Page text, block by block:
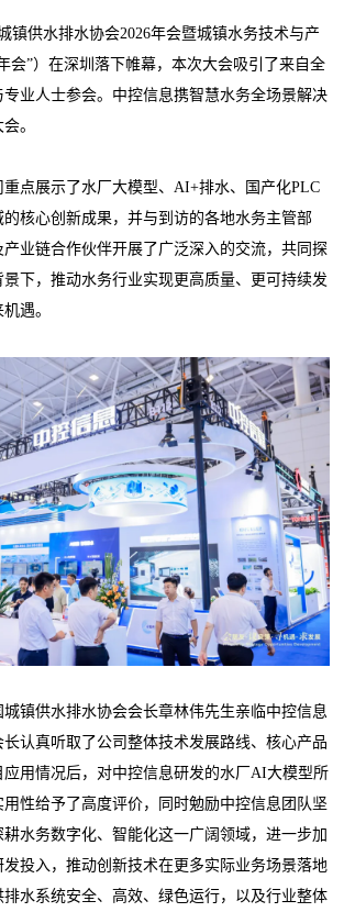
供水排水协会2026年会暨城镇水务技术与产
会”）在深圳落下帷幕，本次大会吸引了来自全
专业人士参会。中控信息携智慧水务全场景解决
。
展示了水厂大模型、AI+排水、国产化PLC
核心创新成果，并与到访的各地水务主管部
业链合作伙伴开展了广泛深入的交流，共同探
下，推动水务行业实现更高质量、更可持续发
遇。
供水排水协会会长章林伟先生亲临中控信息
认真听取了公司整体技术发展路线、核心产品
用情况后，对中控信息研发的水厂AI大模型所
性给予了高度评价，同时勉励中控信息团队坚
水务数字化、智能化这一广阔领域，进一步加
投入，推动创新技术在更多实际业务场景落地
水系统安全、高效、绿色运行，以及行业整体